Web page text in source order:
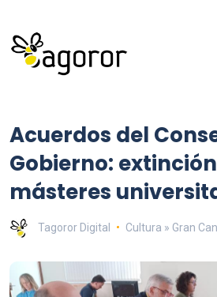
Acuerdos del
Gobierno:
másteres
Tagoror Digital Cultura » Gran